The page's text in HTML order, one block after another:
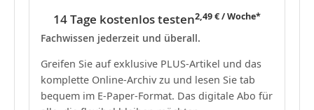
14 Tage kostenlos testen2,49 € / Woche*
Fachwissen jederzeit und überall.
Greifen Sie auf exklusive PLUS-Artikel und das
komplette Online-Archiv zu und lesen Sie tab
bequem im E-Paper-Format. Das digitale Abo für